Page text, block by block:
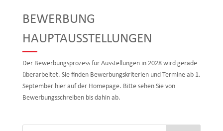
BEWERBUNG
HAUPTAUSSTELLUNGEN
Der Bewerbungsprozess für Ausstellungen in 2028 wird gerade
überarbeitet. Sie finden Bewerbungskriterien und Termine ab 1.
September hier auf der Homepage. Bitte sehen Sie von
Bewerbungsschreiben bis dahin ab.